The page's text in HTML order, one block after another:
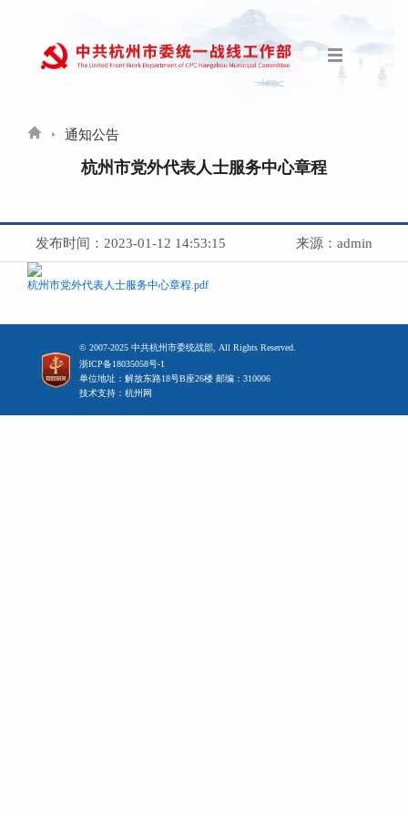
通知公告
杭州市党外代表人士服务中心章程
发布时间：2023-01-12 14:53:15 来源：admin
杭州市党外代表人士服务中心章程.pdf
© 2007-2025 中共杭州市委统战部, All Rights Reserved.
浙ICP备18035058号-1
单位地址：解放东路18号B座26楼 邮编：310006
技术支持：杭州网